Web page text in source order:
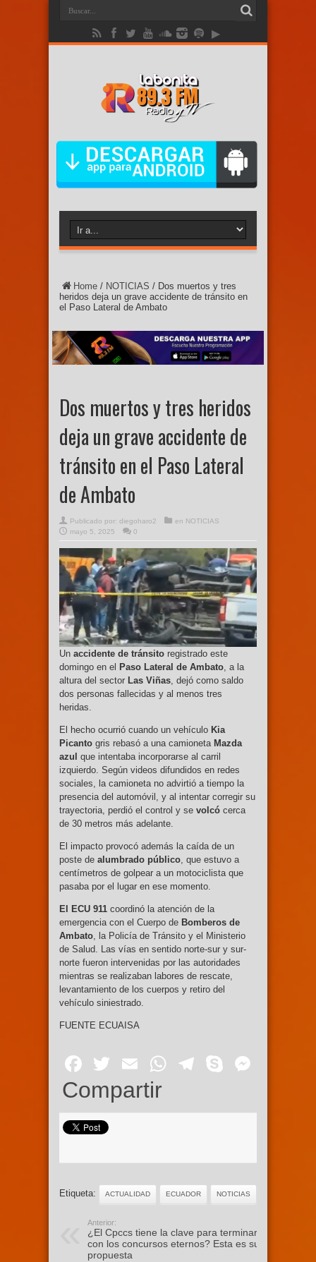
Home / NOTICIAS / Dos muertos y tres
heridos deja un grave accidente de tránsito en
el Paso Lateral de Ambato
Dos muertos y tres heridos
deja un grave accidente de
tránsito en el Paso Lateral
de Ambato
Publicado por: diegoharo2 en NOTICIAS
mayo 5, 2025
0
Un accidente de tránsito registrado este
domingo en el Paso Lateral de Ambato , a la
altura del sector Las Viñas , dejó como saldo
dos personas fallecidas y al menos tres
heridas.
El hecho ocurrió cuando un vehículo Kia
Picanto gris rebasó a una camioneta Mazda
azul que intentaba incorporarse al carril
izquierdo. Según videos difundidos en redes
sociales, la camioneta no advirtió a tiempo la
presencia del automóvil, y al intentar corregir su
trayectoria, perdió el control y se volcó cerca
de 30 metros más adelante.
El impacto provocó además la caída de un
poste de alumbrado público , que estuvo a
centímetros de golpear a un motociclista que
pasaba por el lugar en ese momento.
El ECU 911 coordinó la atención de la
emergencia con el Cuerpo de Bomberos de
Ambato , la Policía de Tránsito y el Ministerio
de Salud. Las vías en sentido norte-sur y sur-
norte fueron intervenidas por las autoridades
mientras se realizaban labores de rescate,
levantamiento de los cuerpos y retiro del
vehículo siniestrado.
FUENTE ECUAISA
Facebook
Twitter
EmailWhatsApp
Telegram
Skype
Compartir
Etiqueta: ACTUALIDAD ECUADOR NOTICIAS
Anterior:
¿El Cpccs tiene la clave para terminar
con los concursos eternos? Esta es su
propuesta